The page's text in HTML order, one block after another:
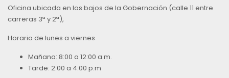
Oficina ubicada en los bajos de la Gobernación (calle 11 entre
carreras 3ª y 2ª),
Horario de lunes a viernes
Mañana: 8:00 a 12:00 a.m.
Tarde: 2:00 a 4:00 p.m